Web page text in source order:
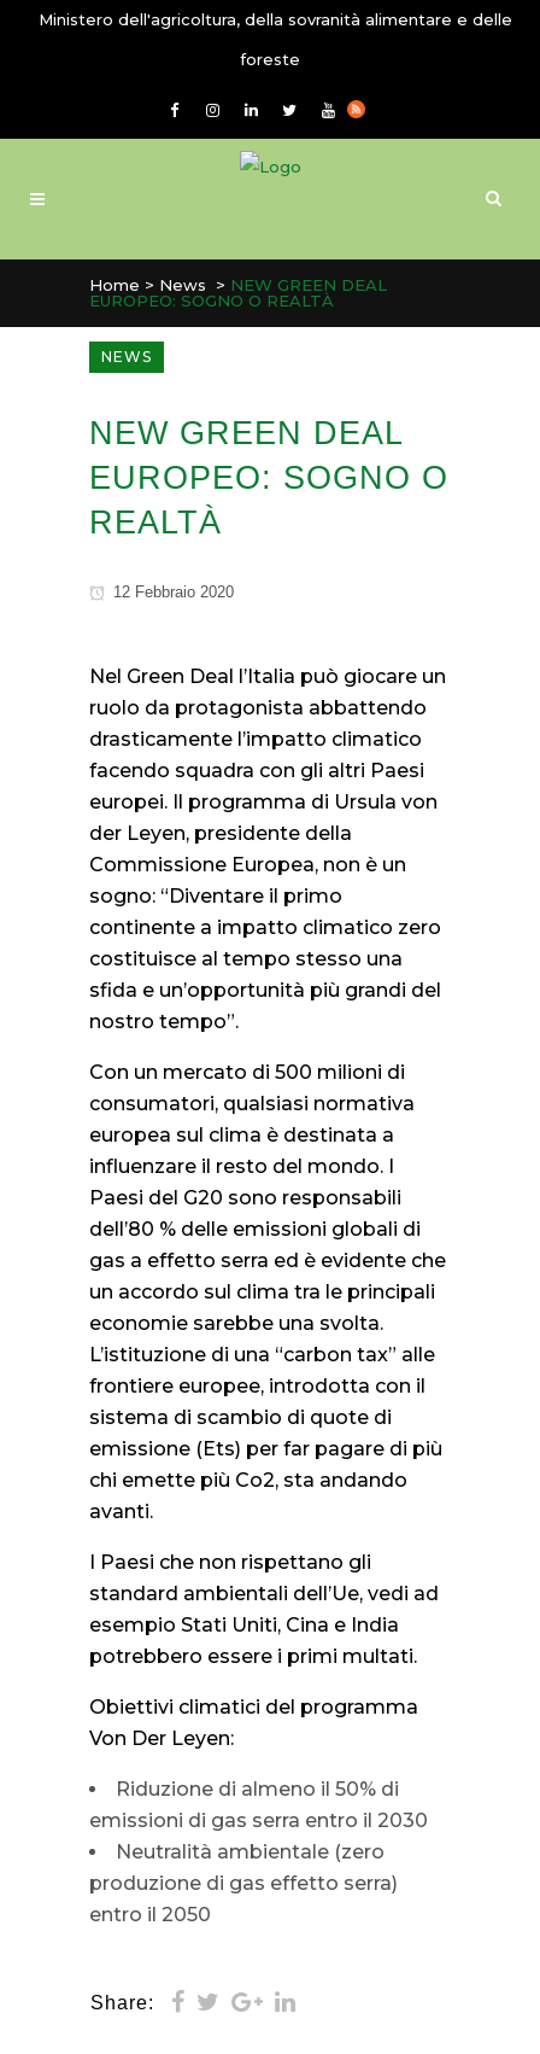
Ministero dell'agricoltura, della sovranità alimentare e delle
foreste
Home > News > NEW GREEN DEAL
EUROPEO: SOGNO O REALTÀ
NEWS
NEW GREEN DEAL
EUROPEO: SOGNO O
REALTÀ
12 Febbraio 2020
Nel Green Deal l’Italia può giocare un
ruolo da protagonista abbattendo
drasticamente l’impatto climatico
facendo squadra con gli altri Paesi
europei. Il programma di Ursula von
der Leyen, presidente della
Commissione Europea, non è un
sogno: “Diventare il primo
continente a impatto climatico zero
costituisce al tempo stesso una
sfida e un’opportunità più grandi del
nostro tempo”.
Con un mercato di 500 milioni di
consumatori, qualsiasi normativa
europea sul clima è destinata a
influenzare il resto del mondo. I
Paesi del G20 sono responsabili
dell’80 % delle emissioni globali di
gas a effetto serra ed è evidente che
un accordo sul clima tra le principali
economie sarebbe una svolta.
L’istituzione di una “carbon tax” alle
frontiere europee, introdotta con il
sistema di scambio di quote di
emissione (Ets) per far pagare di più
chi emette più Co2, sta andando
avanti.
I Paesi che non rispettano gli
standard ambientali dell’Ue, vedi ad
esempio Stati Uniti, Cina e India
potrebbero essere i primi multati.
Obiettivi climatici del programma
Von Der Leyen:
Riduzione di almeno il 50% di
emissioni di gas serra entro il 2030
Neutralità ambientale (zero
produzione di gas effetto serra)
entro il 2050
Share: